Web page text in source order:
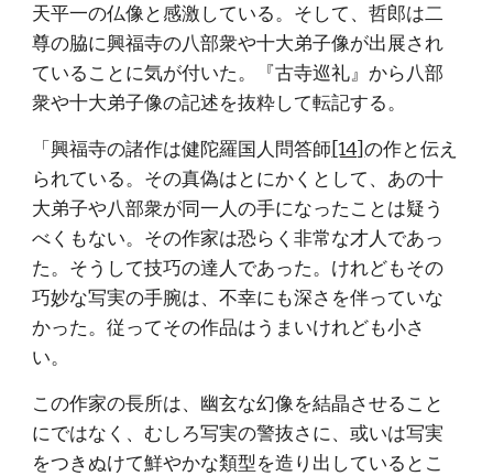
天平一の仏像と感激している。そして、哲郎は二
尊の脇に興福寺の八部衆や十大弟子像が出展され
ていることに気が付いた。『古寺巡礼』から八部
衆や十大弟子像の記述を抜粋して転記する。
「興福寺の諸作は健陀羅国人問答師 [14]の作と伝え
られている。その真偽はとにかくとして、あの十
大弟子や八部衆が同一人の手になったことは疑う
べくもない。その作家は恐らく非常な才人であっ
た。そうして技巧の達人であった。けれどもその
巧妙な写実の手腕は、不幸にも深さを伴っていな
かった。従ってその作品はうまいけれども小さ
い。
この作家の長所は、幽玄な幻像を結晶させること
にではなく、むしろ写実の警抜さに、或いは写実
をつきぬけて鮮やかな類型を造り出しているとこ